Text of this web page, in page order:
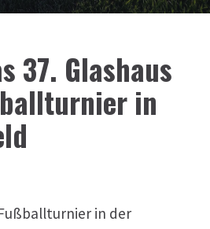
37. Glashaus
in
in der